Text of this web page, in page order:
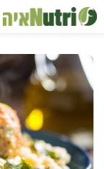
לדלג
לתוכן